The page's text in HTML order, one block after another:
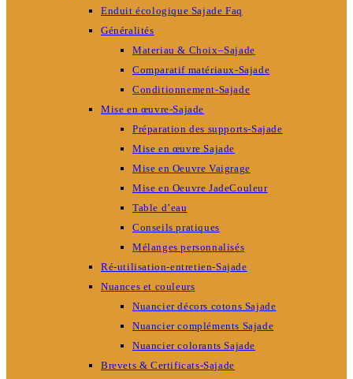
Enduit écologique Sajade Faq
Généralités
Materiau & Choix–Sajade
Comparatif matériaux-Sajade
Conditionnement-Sajade
Mise en œuvre-Sajade
Préparation des supports-Sajade
Mise en œuvre Sajade
Mise en Oeuvre Vaigrage
Mise en Oeuvre JadeCouleur
Table d’eau
Conseils pratiques
Mélanges personnalisés
Ré-utilisation-entretien-Sajade
Nuances et couleurs
Nuancier décors cotons Sajade
Nuancier compléments Sajade
Nuancier colorants Sajade
Brevets & Certificats-Sajade